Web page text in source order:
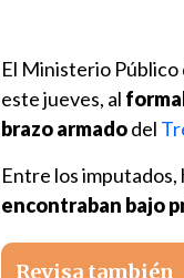
El Ministerio
este jueves, al
brazo armadodel
Entre los imputados,
encontraban bajo
Revisa también